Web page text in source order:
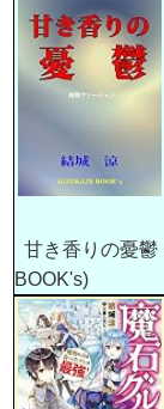
甘き香りの憂
BOOK's)